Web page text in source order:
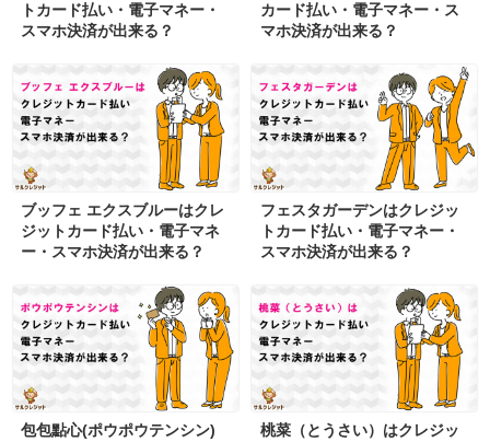
トカード払い・電子マネー・
スマホ決済が出来る？
カード払い・電子マネー・ス
マホ決済が出来る？
ブッフェ エクスブルーはクレ
ジットカード払い・電子マネ
ー・スマホ決済が出来る？
フェスタガーデンはクレジッ
トカード払い・電子マネー・
スマホ決済が出来る？
包包點心(ポウポウテンシン)
桃菜（とうさい）はクレジッ